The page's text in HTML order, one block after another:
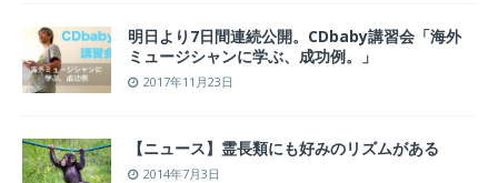
明日より7日間連続公開。CDbaby講習会「海外
ミュージシャンに学ぶ、成功例。」
2017年11月23日
【ニュース】霊長類にも好みのリズムがある
2014年7月3日